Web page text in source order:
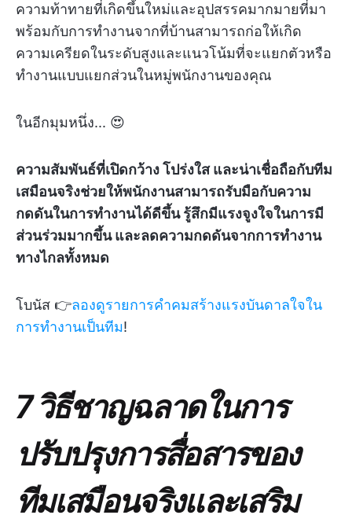
ความท้าทายที่เกิดขึ้นใหม่และอุปสรรคมากมายที่มา
พร้อมกับการทำงานจากที่บ้านสามารถก่อให้เกิด
ความเครียดในระดับสูงและแนวโน้มที่จะแยกตัวหรือ
ทำงานแบบแยกส่วนในหมู่พนักงานของคุณ
ในอีกมุมหนึ่ง... 😍
ความสัมพันธ์ที่เปิดกว้าง โปร่งใส และน่าเชื่อถือกับทีม
เสมือนจริงช่วยให้พนักงานสามารถรับมือกับความ
กดดันในการทำงานได้ดีขึ้น รู้สึกมีแรงจูงใจในการมี
ส่วนร่วมมากขึ้น และลดความกดดันจากการทำงาน
ทางไกลทั้งหมด
โบนัส 👉ลองดูรายการคำคมสร้างแรงบันดาลใจใน
การทำงานเป็นทีม!
7 วิธีชาญฉลาดในการ
ปรับปรุงการสื่อสารของ
ทีมเสมือนจริงและเสริม